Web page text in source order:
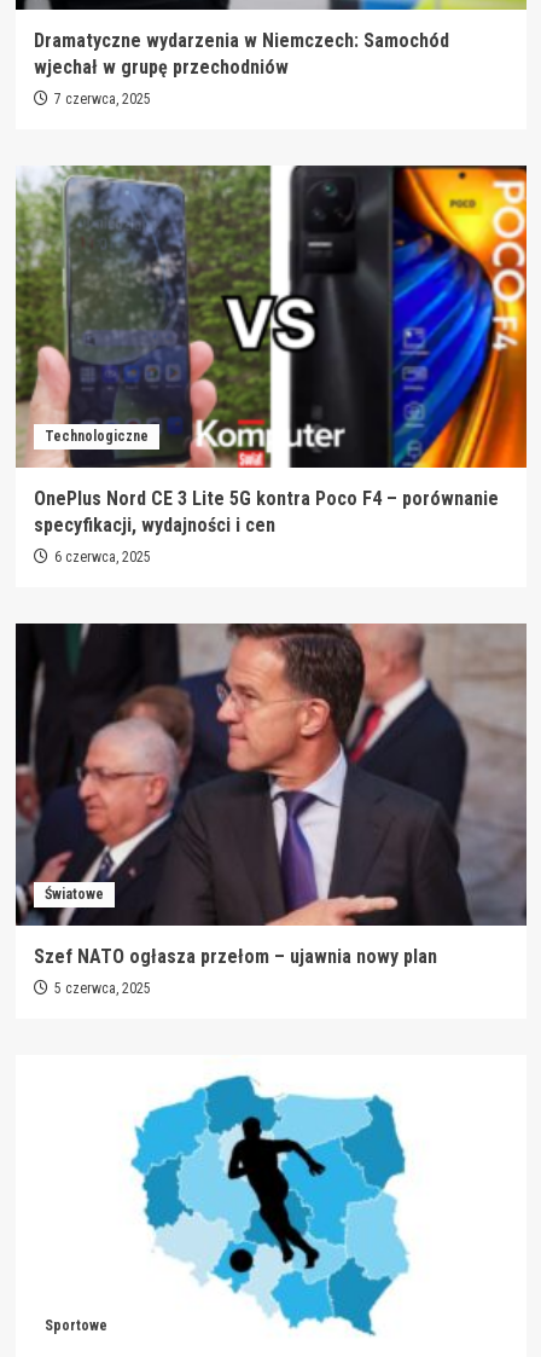
Dramatyczne wydarzenia w Niemczech: Samochód
wjechał w grupę przechodniów
7 czerwca, 2025
Technologiczne
OnePlus Nord CE 3 Lite 5G kontra Poco F4 – porównanie
specyfikacji, wydajności i cen
6 czerwca, 2025
Światowe
Szef NATO ogłasza przełom – ujawnia nowy plan
5 czerwca, 2025
Sportowe